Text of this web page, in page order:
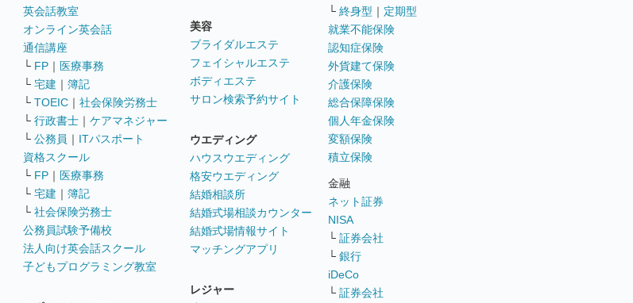
英会話教室
オンライン英会話
通信講座
└ FP ｜ 医療事務
└ 宅建 ｜ 簿記
└ TOEIC ｜ 社会保険労務士
└ 行政書士 ｜ ケアマネジャー
└ 公務員 ｜ ITパスポート
資格スクール
└ FP ｜ 医療事務
└ 宅建 ｜ 簿記
└ 社会保険労務士
公務員試験予備校
法人向け英会話スクール
子どもプログラミング教室
美容
ブライダルエステ
フェイシャルエステ
ボディエステ
サロン検索予約サイト
ウエディング
ハウスウエディング
格安ウエディング
結婚相談所
結婚式場相談カウンター
結婚式場情報サイト
マッチングアプリ
レジャー
└ 終身型 ｜ 定期型
就業不能保険
認知症保険
外貨建て保険
介護保険
総合保障保険
個人年金保険
変額保険
積立保険
金融
ネット証券
NISA
└ 証券会社
└ 銀行
iDeCo
└ 証券会社